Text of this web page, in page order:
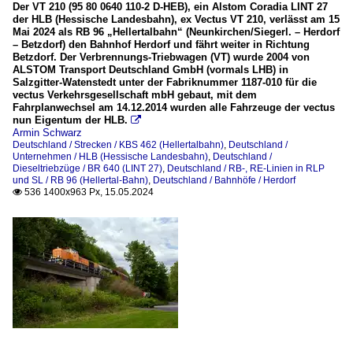
Der VT 210 (95 80 0640 110-2 D-HEB), ein Alstom Coradia LINT 27
der HLB (Hessische Landesbahn), ex Vectus VT 210, verlässt am 15
Mai 2024 als RB 96 „Hellertalbahn“ (Neunkirchen/Siegerl. – Herdorf
– Betzdorf) den Bahnhof Herdorf und fährt weiter in Richtung
Betzdorf. Der Verbrennungs-Triebwagen (VT) wurde 2004 von
ALSTOM Transport Deutschland GmbH (vormals LHB) in
Salzgitter-Watenstedt unter der Fabriknummer 1187-010 für die
vectus Verkehrsgesellschaft mbH gebaut, mit dem
Fahrplanwechsel am 14.12.2014 wurden alle Fahrzeuge der vectus
nun Eigentum der HLB. 
Armin Schwarz
Deutschland / Strecken / KBS 462 (Hellertalbahn), Deutschland /
Unternehmen / HLB (Hessische Landesbahn), Deutschland /
Dieseltriebzüge / BR 640 (LINT 27), Deutschland / RB-, RE-Linien in RLP
und SL / RB 96 (Hellertal-Bahn), Deutschland / Bahnhöfe / Herdorf
 536 1400x963 Px, 15.05.2024